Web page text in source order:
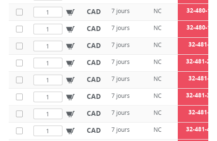
CAD 7 jours NC 32-480-10
CAD 7 jours NC 32-480-12
CAD 7 jours NC 32-481-2
CAD 7 jours NC 32-481-2,5
CAD 7 jours NC 32-481-3
CAD 7 jours NC 32-481-3,5
CAD 7 jours NC 32-481-4
CAD 7 jours NC 32-481-4,5